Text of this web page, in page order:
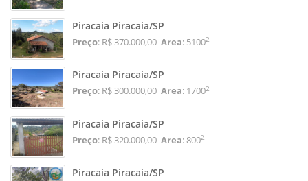
Piracaia Piracaia/SP
Preço: R$ 370.000,00 Area: 51002
Piracaia Piracaia/SP
Preço: R$ 300.000,00 Area: 17002
Piracaia Piracaia/SP
Preço: R$ 320.000,00 Area: 8002
Piracaia Piracaia/SP